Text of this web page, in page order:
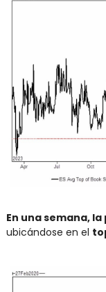
En una semana,
ubicándose en el